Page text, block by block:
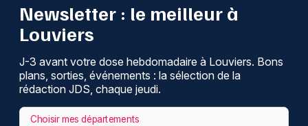
Newsletter : le meilleur à
Louviers
J-3 avant votre dose hebdomadaire à Louviers. Bons
plans, sorties, événements : la sélection de la
rédaction JDS, chaque jeudi.
Choisir mes départements